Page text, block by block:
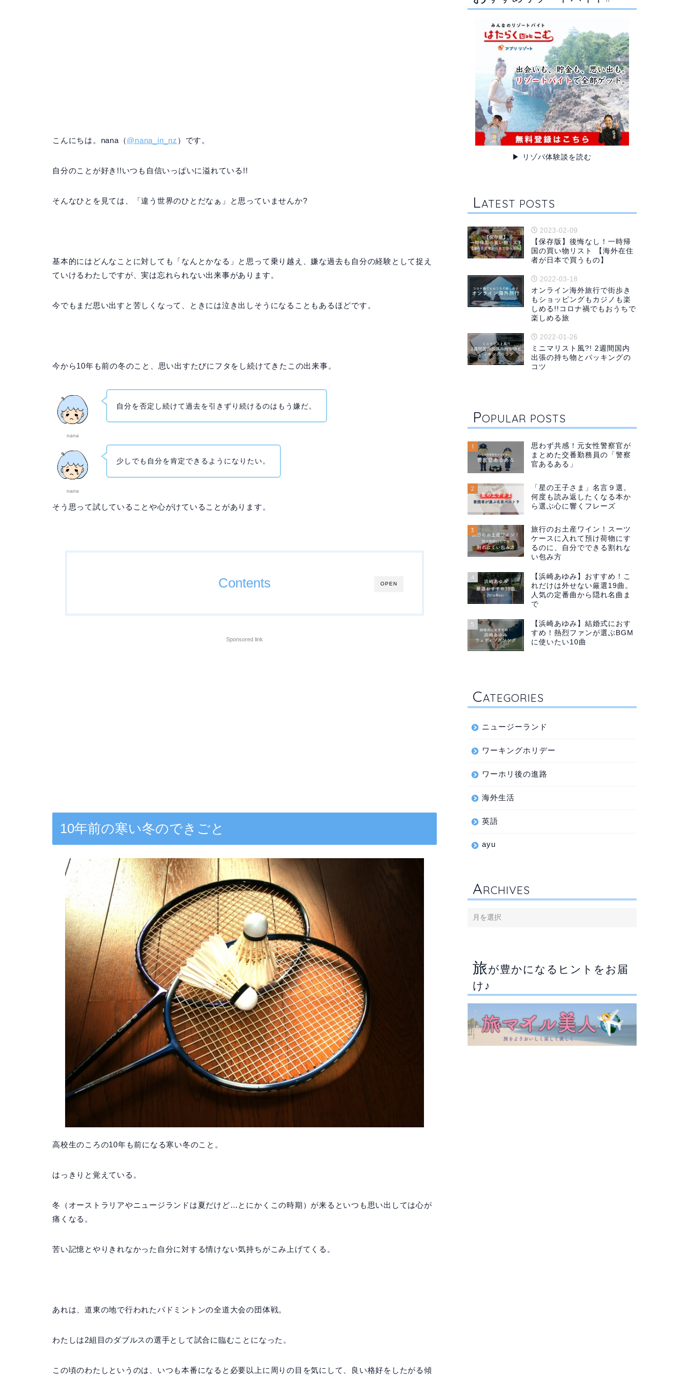
こんにちは。nana（@nana_in_nz ）です。
自分のことが好き!!いつも自信いっぱいに溢れている!!
そんなひとを見ては、「違う世界のひとだなぁ」と思っていませんか?
基本的にはどんなことに対しても「なんとかなる」と思って乗り越え、嫌な過去も自分の経験として捉え
ていけるわたしですが、実は忘れられない出来事があります。
今でもまだ思い出すと苦しくなって、ときには泣き出しそうになることもあるほどです。
今から10年も前の冬のこと、思い出すたびにフタをし続けてきたこの出来事。
nana
自分を否定し続けて過去を引きずり続けるのはもう嫌だ。
nana
少しでも自分を肯定できるようになりたい。
そう思って試していることや心がけていることがあります。
OPEN
Contents
Sponsored link
10年前の寒い冬のできごと
高校生のころの10年も前になる寒い冬のこと。
はっきりと覚えている。
冬（オーストラリアやニュージランドは夏だけど…とにかくこの時期）が来るといつも思い出しては心が
痛くなる。
苦い記憶とやりきれなかった自分に対する情けない気持ちがこみ上げてくる。
あれは、道東の地で行われたバドミントンの全道大会の団体戦。
わたしは2組目のダブルスの選手として試合に臨むことになった。
この頃のわたしというのは、いつも本番になると必要以上に 周りの目を気にして、良い格好をしたがる傾
▶ リゾバ体験談を読む
LATEST POSTS
2023-02-09
【保存版】後悔なし！一時帰
国の買い物リスト 【海外在住
者が日本で買うもの】
2022-03-18
オンライン海外旅行で街歩き
もショッピングもカジノも楽
しめる!!コロナ禍でもおうちで
楽しめる旅
2022-01-26
ミニマリスト風?! 2週間国内
出張の持ち物とパッキングの
コツ
POPULAR POSTS
1
思わず共感！元女性警察官が
まとめた交番勤務員の「警察
官あるある」
2
「星の王子さま」名言９選。
何度も読み返したくなる本か
ら選ぶ心に響くフレーズ
3
旅行のお土産ワイン！スーツ
ケースに入れて預け荷物にす
るのに、自分でできる割れな
い包み方
4
【浜崎あゆみ】おすすめ！こ
れだけは外せない厳選19曲。
人気の定番曲から隠れ名曲ま
で
5
【浜崎あゆみ】結婚式におす
すめ！熱烈ファンが選ぶBGM
に使いたい10曲
CATEGORIES
ニュージーランド
ワーキングホリデー
ワーホリ後の進路
海外生活
英語
ayu
ARCHIVES
旅が豊かになるヒントをお届
け♪